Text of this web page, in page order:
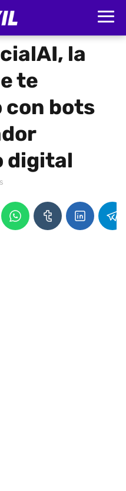
la
te
con bots
digital